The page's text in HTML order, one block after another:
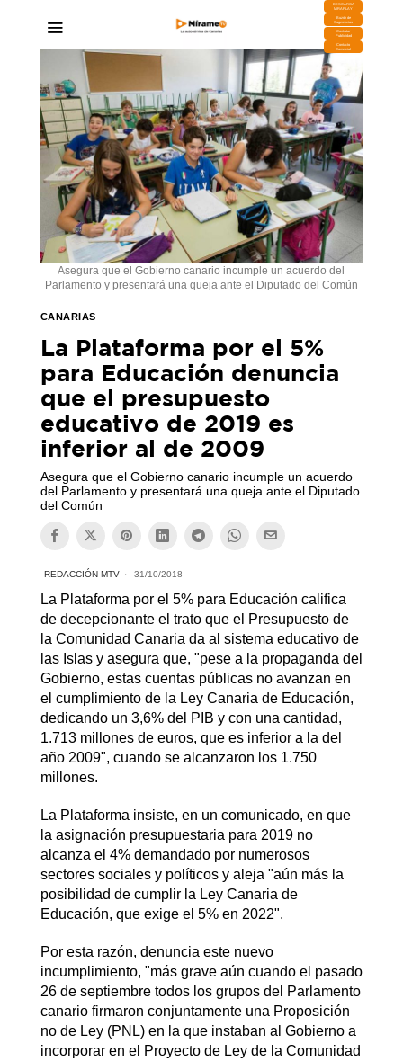
DESCARGA
MIRAPLAY
Buzón de
Sugerencias
Contratar
Publicidad
Contacto
Comercial
Asegura que el Gobierno canario incumple un acuerdo del
Parlamento y presentará una queja ante el Diputado del Común
CANARIAS
La Plataforma por el 5%
para Educación denuncia
que el presupuesto
educativo de 2019 es
inferior al de 2009
Asegura que el Gobierno canario incumple un acuerdo
del Parlamento y presentará una queja ante el Diputado
del Común
REDACCIÓN MTV 31/10/2018
La Plataforma por el 5% para Educación califica
de decepcionante el trato que el Presupuesto de
la Comunidad Canaria da al sistema educativo de
las Islas y asegura que, "pese a la propaganda del
Gobierno, estas cuentas públicas no avanzan en
el cumplimiento de la Ley Canaria de Educación,
dedicando un 3,6% del PIB y con una cantidad,
1.713 millones de euros, que es inferior a la del
año 2009", cuando se alcanzaron los 1.750
millones.
La Plataforma insiste, en un comunicado, en que
la asignación presupuestaria para 2019 no
alcanza el 4% demandado por numerosos
sectores sociales y políticos y aleja "aún más la
posibilidad de cumplir la Ley Canaria de
Educación, que exige el 5% en 2022".
Por esta razón, denuncia este nuevo
incumplimiento, "más grave aún cuando el pasado
26 de septiembre todos los grupos del Parlamento
canario firmaron conjuntamente una Proposición
no de Ley (PNL) en la que instaban al Gobierno a
incorporar en el Proyecto de Ley de la Comunidad